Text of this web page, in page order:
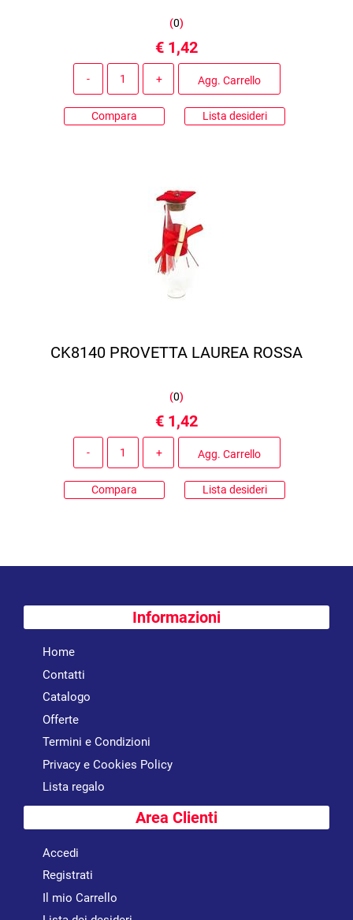
(0)
€ 1,42
Agg. Carrello
Compara Lista desideri
CK8140 PROVETTA LAUREA ROSSA
(0)
€ 1,42
Agg. Carrello
Compara Lista desideri
Informazioni
Home
Contatti
Catalogo
Offerte
Termini e Condizioni
Privacy e Cookies Policy
Lista regalo
Area Clienti
Accedi
Registrati
Il mio Carrello